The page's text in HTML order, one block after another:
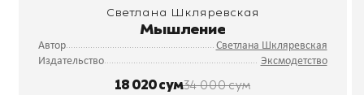
Светлана Шкляревская
Мышление
Автор
Светлана Шкляревская
Издательство
Эксмодетство
18 020 сум34 000 сум